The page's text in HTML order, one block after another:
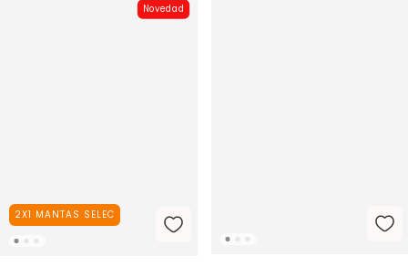
Novedad
2X1 MANTAS SELEC